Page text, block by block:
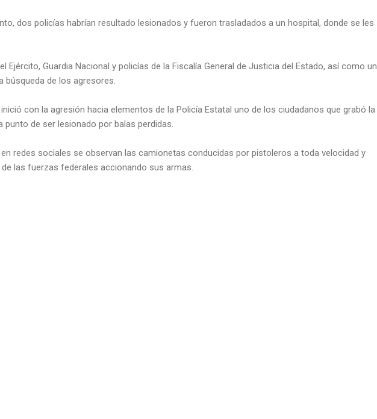
dos policías habrían resultado lesionados y fueron trasladados a un hospital, donde se les
Ejército, Guardia Nacional y policías de la Fiscalía General de Justicia del Estado, así como un
búsqueda de los agresores.
con la agresión hacia elementos de la Policía Estatal uno de los ciudadanos que grabó la
de ser lesionado por balas perdidas.
redes sociales se observan las camionetas conducidas por pistoleros a toda velocidad y
las fuerzas federales accionando sus armas.